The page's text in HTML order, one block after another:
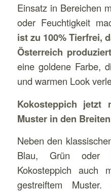
Einsatz in Bereichen
oder Feuchtigkeit
ist zu 100% Tierfrei,
Österreich
eine goldene Farbe,
und warmen Look
Kokosteppich jetzt
Muster in den
Neben den
Blau, Grün
Kokosteppich auch
gestreiftem